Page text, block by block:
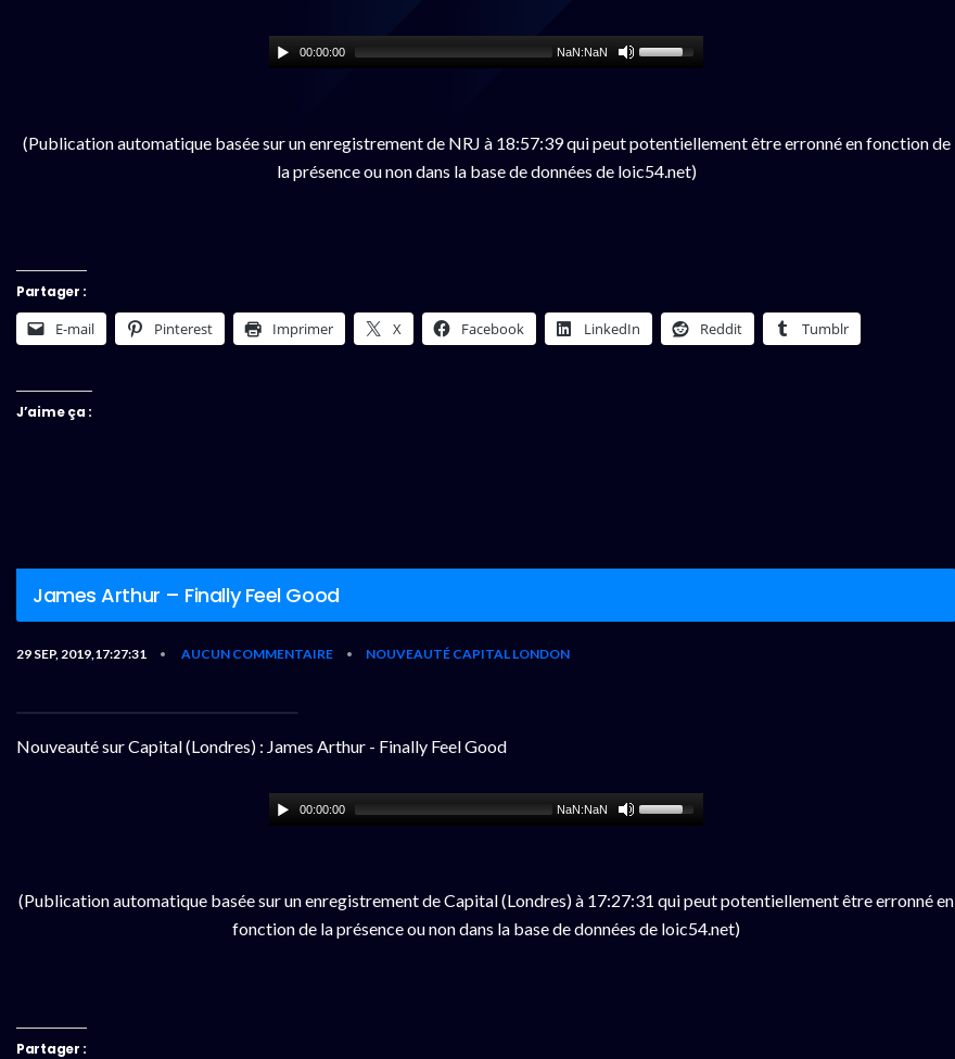
00:00:00 NaN:NaN
(Publication automatique basée sur un enregistrement de NRJ à 18:57:39 qui peut potentiellement être erronné en fonction de
la présence ou non dans la base de données de loic54.net)
Partager :
E-mail Pinterest Imprimer X Facebook LinkedIn Reddit Tumblr
J’aime ça :
James Arthur – Finally Feel Good
29 SEP, 2019,17:27:31 • AUCUN COMMENTAIRE • NOUVEAUTÉ CAPITAL LONDON
Nouveauté sur Capital (Londres) : James Arthur - Finally Feel Good
00:00:00 NaN:NaN
(Publication automatique basée sur un enregistrement de Capital (Londres) à 17:27:31 qui peut potentiellement être erronné en
fonction de la présence ou non dans la base de données de loic54.net)
Partager :